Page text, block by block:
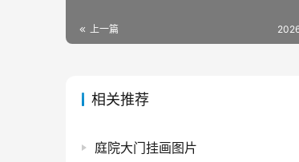
上一篇
相关推荐
庭院大门挂画图片